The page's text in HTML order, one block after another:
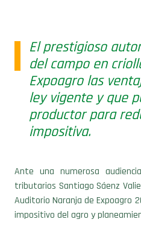
El prestigioso
del campo en
Expoagro las
ley vigente y que
productor para
impositiva.
Ante una numerosa
tributarios Santiago Sáenz
Auditorio Naranja de Expoagro
impositivo del agro y